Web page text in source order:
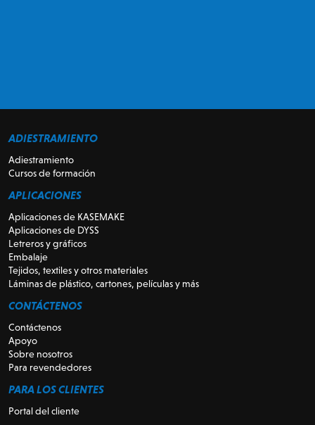
ADIESTRAMIENTO
Adiestramiento
Cursos de formación
APLICACIONES
Aplicaciones de KASEMAKE
Aplicaciones de DYSS
Letreros y gráficos
Embalaje
Tejidos, textiles y otros materiales
Láminas de plástico, cartones, películas y más
CONTÁCTENOS
Contáctenos
Apoyo
Sobre nosotros
Para revendedores
PARA LOS CLIENTES
Portal del cliente